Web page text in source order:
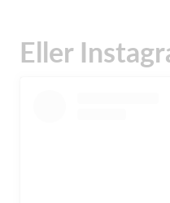
Eller